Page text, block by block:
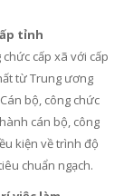
tỉnh
cấp xã với cấp
từ Trung ương
bộ, công chức
cán bộ, công
kiện về trình độ
chuẩn ngạch.